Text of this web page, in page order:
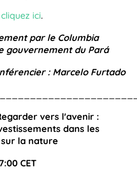
cliquez ici.
par le Columbia
gouvernement du Pará
: Marcelo Furtado
vers l'avenir :
dans les
la nature
CET